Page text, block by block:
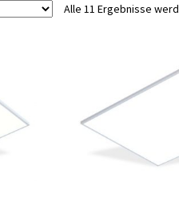
Alle 11 Ergebnisse